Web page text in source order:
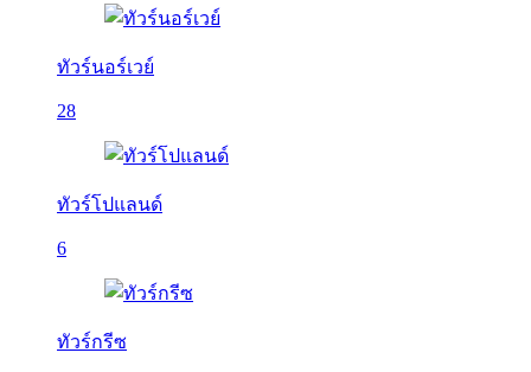
ทัวร์นอร์เวย์
28
ทัวร์โปแลนด์
6
ทัวร์กรีซ